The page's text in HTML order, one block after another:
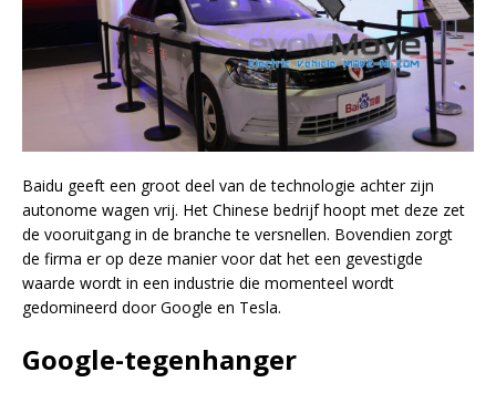
Baidu geeft een groot deel van de technologie achter zijn
autonome wagen vrij. Het Chinese bedrijf hoopt met deze zet
de vooruitgang in de branche te versnellen. Bovendien zorgt
de firma er op deze manier voor dat het een gevestigde
waarde wordt in een industrie die momenteel wordt
gedomineerd door Google en Tesla.
Google-tegenhanger